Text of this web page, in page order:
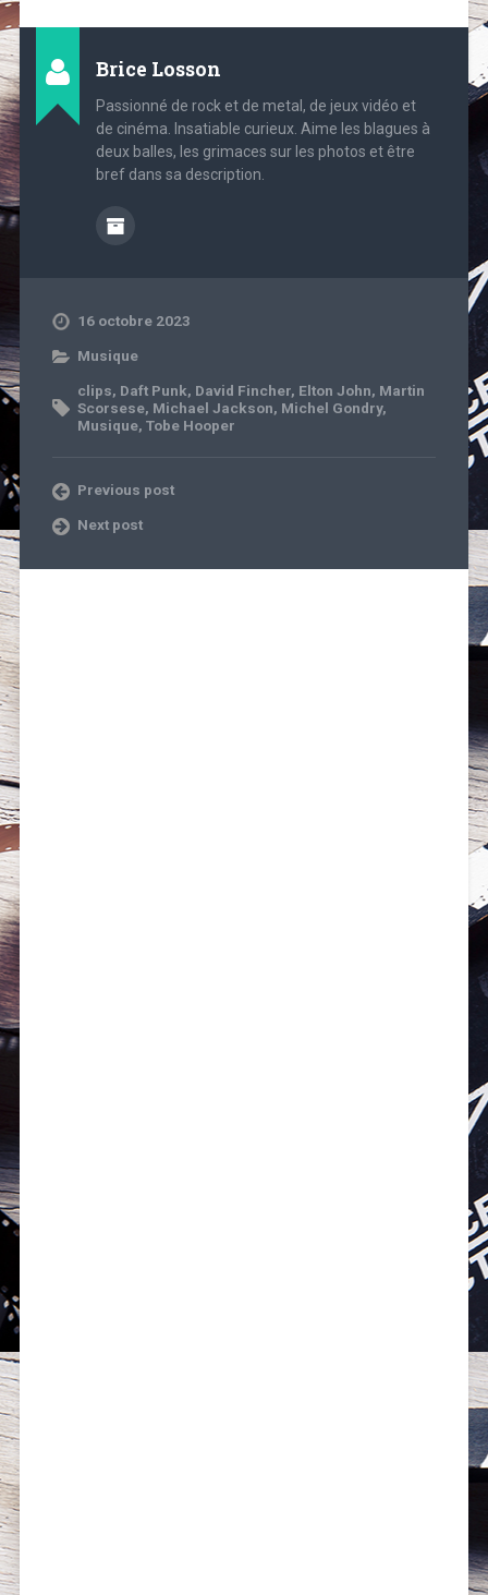
Brice Losson
Passionné de rock et de metal, de jeux vidéo et
de cinéma. Insatiable curieux. Aime les blagues à
deux balles, les grimaces sur les photos et être
bref dans sa description.
16 octobre 2023
Musique
clips, Daft Punk, David Fincher, Elton John, Martin
Scorsese, Michael Jackson, Michel Gondry,
Musique, Tobe Hooper
Previous post
Next post